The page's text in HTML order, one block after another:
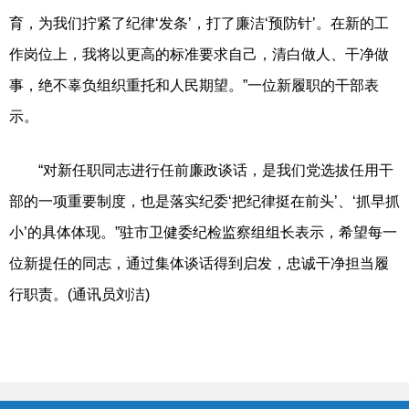
育，为我们拧紧了纪律‘发条’，打了廉洁‘预防针’。在新的工
作岗位上，我将以更高的标准要求自己，清白做人、干净做
事，绝不辜负组织重托和人民期望。”一位新履职的干部表
示。
“对新任职同志进行任前廉政谈话，是我们党选拔任用干
部的一项重要制度，也是落实纪委‘把纪律挺在前头’、‘抓早抓
小’的具体体现。”驻市卫健委纪检监察组组长表示，希望每一
位新提任的同志，通过集体谈话得到启发，忠诚干净担当履
行职责。(通讯员刘洁)